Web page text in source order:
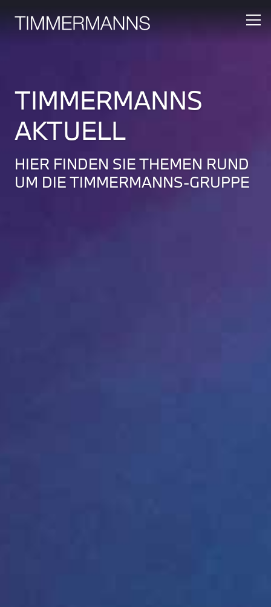
TIMMERMANNS
AKTUELL
HIER FINDEN SIE THEMEN RUND
UM DIE TIMMERMANNS-GRUPPE